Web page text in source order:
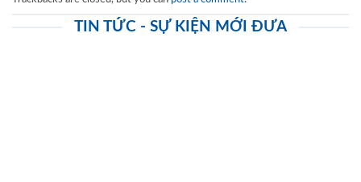
TIN TỨC - SỰ KIỆN MỚI ĐƯA